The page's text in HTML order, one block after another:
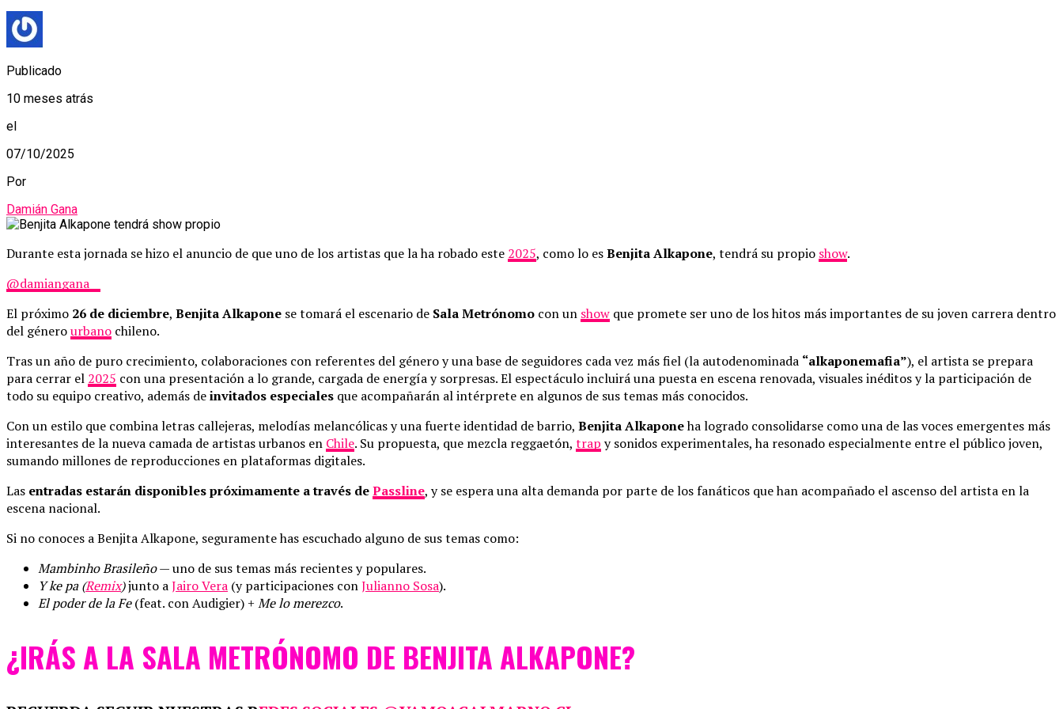
Publicado
10 meses atrás
el
07/10/2025
Por
Damián Gana
Durante esta jornada se hizo el anuncio de que uno de los artistas que la ha robado este 2025, como lo esBenjita Alkapone, tendrá su propio show.
@damiangana__
El próximo 26 de diciembre, Benjita Alkapone se tomará el escenario de Sala Metrónomo con un show que promete ser uno de los hitos más importantes de su joven carrera dentro
del génerourbano chileno.
Tras un año de puro crecimiento, colaboraciones con referentes del género y una base de seguidores cada vez más fiel (la autodenominada “alkaponemafia”), el artista se prepara
para cerrar el 2025 con una presentación a lo grande, cargada de energía y sorpresas. El espectáculo incluirá una puesta en escena renovada, visuales inéditos y la participación de
todo su equipo creativo, además deinvitados especiales que acompañarán al intérprete en algunos de sus temas más conocidos.
Con un estilo que combina letras callejeras, melodías melancólicas y una fuerte identidad de barrio, Benjita Alkaponeha logrado consolidarse como una de las voces emergentes más
interesantes de la nueva camada de artistas urbanos en Chile. Su propuesta, que mezcla reggaetón, trap y sonidos experimentales, ha resonado especialmente entre el público joven,
sumando millones de reproducciones en plataformas digitales.
Las entradas estarán disponibles próximamente a través dePassline, y se espera una alta demanda por parte de los fanáticos que han acompañado el ascenso del artista en la
escena nacional.
Si no conoces a Benjita Alkapone, seguramente has escuchado alguno de sus temas como:
Mambinho Brasileño— uno de sus temas más recientes y populares.
Y ke pa (Remix)junto aJairo Vera (y participaciones conJulianno Sosa).
El poder de la Fe(feat. con Audigier) + Me lo merezco.
¿IRÁS A LA SALA METRÓNOMO DE BENJITA ALKAPONE?